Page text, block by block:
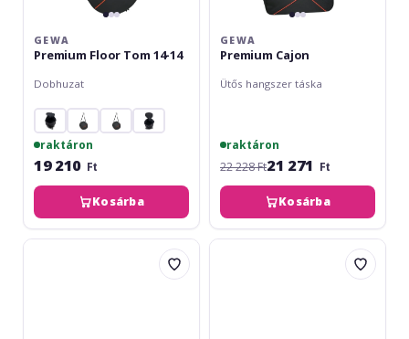
GEWA
Premium Floor Tom 14-14
Dobhuzat
raktáron
19 210 Ft
Kosárba
GEWA
Premium Cajon
Ütős hangszer táska
raktáron
22 228 Ft21 271 Ft
Kosárba
Meinl
Hardcase